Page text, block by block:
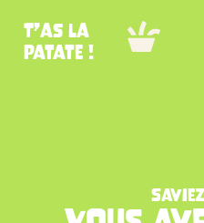
T’as la
patate !